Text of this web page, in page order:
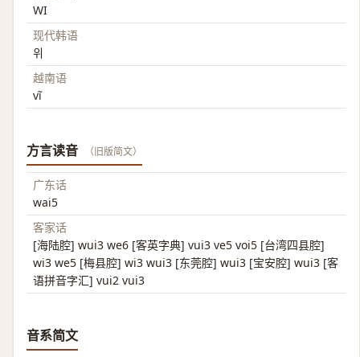
WI
现代韩语
위
越南语
vĩ
方言读音 （旧版简文）
广东话
wai5
客家话
[海陆腔] wui3 we6 [客英字典] vui3 ve5 voi5 [台湾四县腔]
wi3 we5 [梅县腔] wi3 wui3 [东莞腔] wui3 [宝安腔] wui3 [客
语拼音字汇] vui2 vui3
音系简文